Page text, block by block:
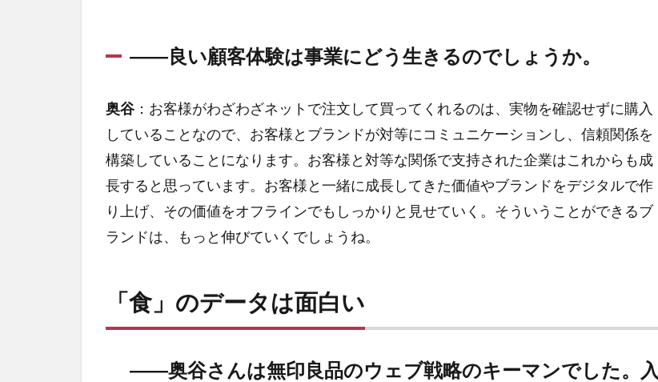
――良い顧客体験は事業にどう生きるのでしょうか。
奥谷：お客様がわざわざネットで注文して買ってくれるのは、実物を確認せずに購入
していることなので、お客様とブランドが対等にコミュニケーションし、信頼関係を
構築していることになります。お客様と対等な関係で支持された企業はこれからも成
長すると思っています。お客様と一緒に成長してきた価値やブランドをデジタルで作
り上げ、その価値をオフラインでもしっかりと見せていく。そういうことができるブ
ランドは、もっと伸びていくでしょうね。
「食」のデータは面白い
――奥谷さんは無印良品のウェブ戦略のキーマンでした。入